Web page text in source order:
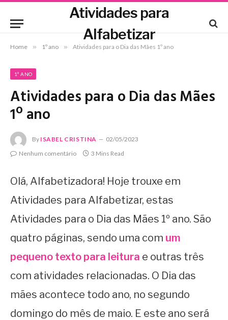
Atividades para
Alfabetizar
Home » 1º ano » Atividades para o Dia das Mães 1º ano
1º ANO
Atividades para o Dia das Mães
1º ano
By ISABEL CRISTINA
02/05/2023
Nenhum comentário
3 Mins Read
Olá, Alfabetizadora! Hoje trouxe em
Atividades para Alfabetizar, estas
Atividades para o Dia das Mães 1º ano. São
quatro páginas, sendo uma com um
pequeno texto para leitura e outras três
com atividades relacionadas. O Dia das
mães acontece todo ano, no segundo
domingo do mês de maio. E este ano será